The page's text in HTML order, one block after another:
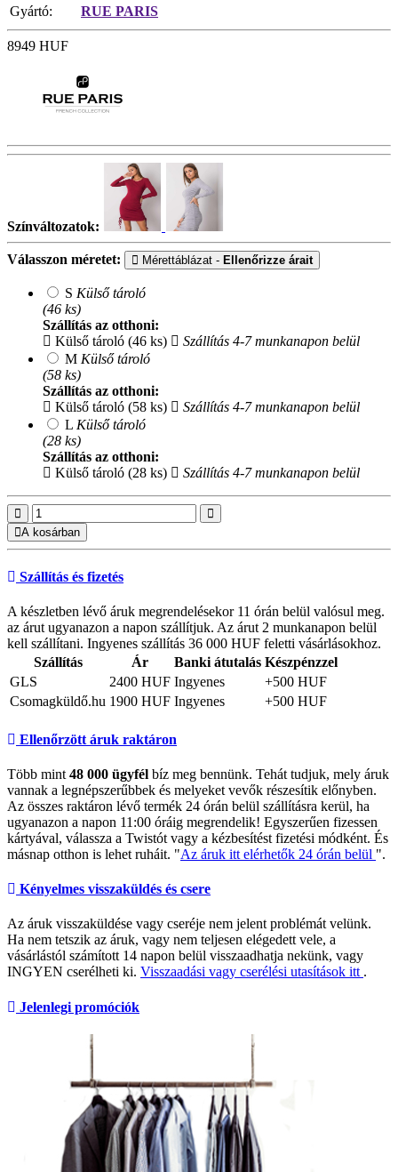
Gyártó:
RUE PARIS
8949 HUF
Színváltozatok:
Válasszon méretet: Mérettáblázat - Ellenőrizze árait
S Külső tároló
(46 ks)
Szállítás az otthoni:
Külső tároló (46 ks)
Szállítás 4-7 munkanapon belül
M Külső tároló
(58 ks)
Szállítás az otthoni:
Külső tároló (58 ks)
Szállítás 4-7 munkanapon belül
L Külső tároló
(28 ks)
Szállítás az otthoni:
Külső tároló (28 ks)
Szállítás 4-7 munkanapon belül
A kosárban
Szállítás és fizetés
A készletben lévő áruk megrendelésekor 11 órán belül valósul meg.
az árut ugyanazon a napon szállítjuk. Az árut 2 munkanapon belül
kell szállítani. Ingyenes szállítás 36 000 HUF feletti vásárlásokhoz.
Szállítás
Ár Banki átutalás Készpénzzel
GLS
2400 HUF Ingyenes
+500 HUF
Csomagküldő.hu 1900 HUF Ingyenes +500 HUF
Ellenőrzött áruk raktáron
Több mint 48 000 ügyfél bíz meg bennünk. Tehát tudjuk, mely áruk
vannak a legnépszerűbbek és melyeket vevők részesítik előnyben.
Az összes raktáron lévő termék 24 órán belül szállításra kerül, ha
ugyanazon a napon 11:00 óráig megrendelik! Egyszerűen fizessen
kártyával, válassza a Twistót vagy a kézbesítést fizetési módként. És
másnap otthon is lehet ruháit. "Az áruk itt elérhetők 24 órán belül ".
Kényelmes visszaküldés és csere
Az áruk visszaküldése vagy cseréje nem jelent problémát velünk.
Ha nem tetszik az áruk, vagy nem teljesen elégedett vele, a
vásárlástól számított 14 napon belül visszaadhatja nekünk, vagy
INGYEN cserélheti ki. Visszaadási vagy cserélési utasítások itt .
Jelenlegi promóciók